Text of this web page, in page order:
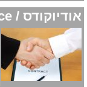
אודיוקודס / Interactive Intelligence